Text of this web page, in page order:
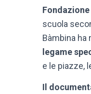
scuola
Bàmbina ha
legame
e le piazze,
Il